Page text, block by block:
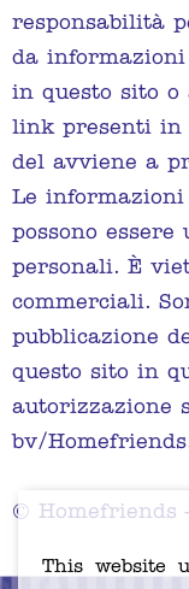
responsabilità
da
in questo sito
link presenti in
del avviene a
Le
possono
personali. È
commerciali.
pubblicazione
questo sito in
autorizzazione
bv/
© Homefriends
This website